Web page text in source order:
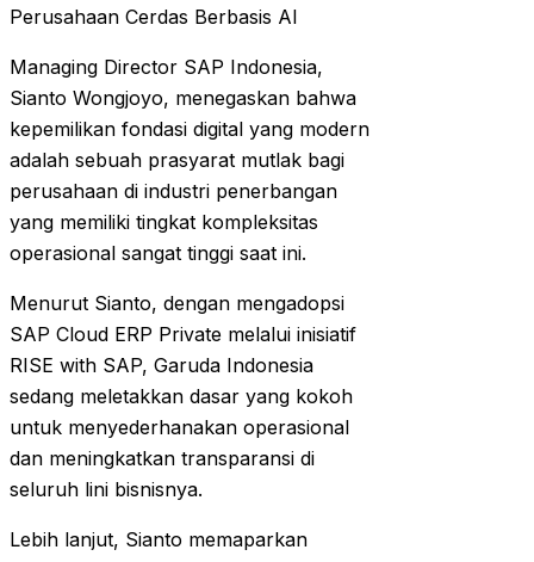
Perusahaan Cerdas Berbasis AI
Managing Director SAP Indonesia,
Sianto Wongjoyo, menegaskan bahwa
kepemilikan fondasi digital yang modern
adalah sebuah prasyarat mutlak bagi
perusahaan di industri penerbangan
yang memiliki tingkat kompleksitas
operasional sangat tinggi saat ini.
Menurut Sianto, dengan mengadopsi
SAP Cloud ERP Private melalui inisiatif
RISE with SAP, Garuda Indonesia
sedang meletakkan dasar yang kokoh
untuk menyederhanakan operasional
dan meningkatkan transparansi di
seluruh lini bisnisnya.
Lebih lanjut, Sianto memaparkan